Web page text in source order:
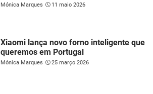
Mónica Marques 11 maio 2026
Xiaomi lança novo forno inteligente que
queremos em Portugal
Mónica Marques 25 março 2026